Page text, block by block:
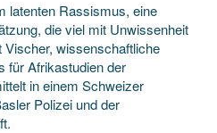
latenten Rassismus, eine
die viel mit Unwissenheit
wissenschaftliche
für Afrikastudien der
in einem Schweizer
Polizei und der